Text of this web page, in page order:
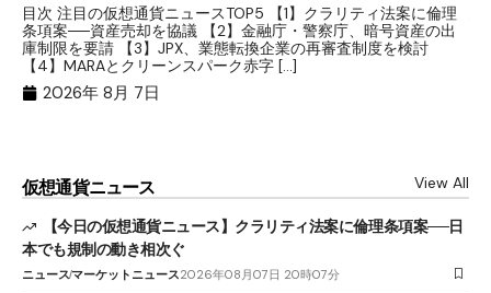
目次 注目の仮想通貨ニュースTOP5 【1】クラリティ法案に倫理
条項案──資産売却を協議 【2】金融庁・警察庁、暗号資産の出
庫制限を要請 【3】JPX、業態転換企業の再審査制度を検討
【4】MARAとクリーンスパーク赤字 […]
2026年 8月 7日
仮想通貨ニュース View All
【今日の仮想通貨ニュース】クラリティ法案に倫理条項案──日
本でも規制の動き相次ぐ
ニュースマーケットニュース2026年08月07日 20時07分